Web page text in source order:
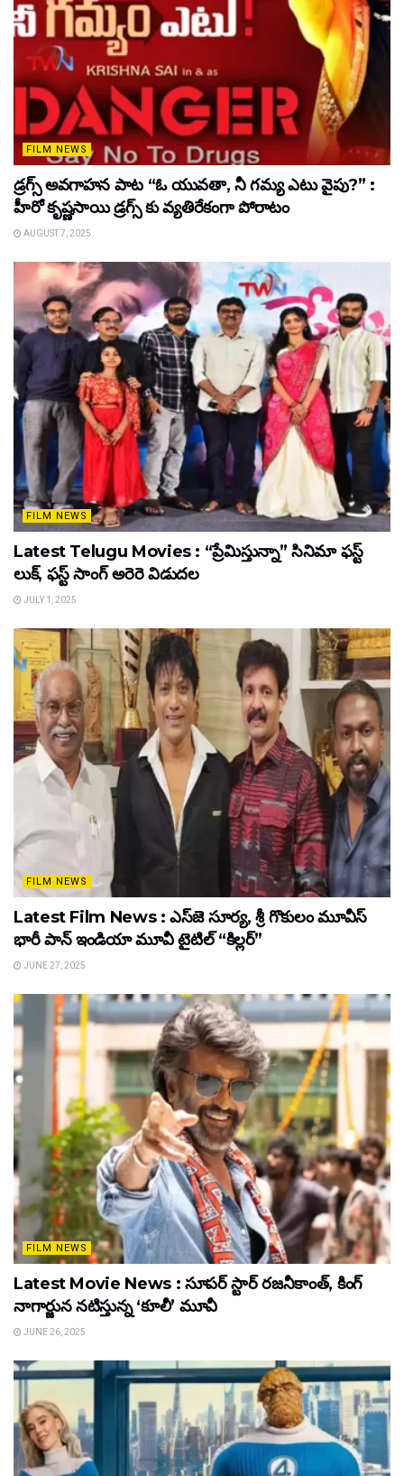
FILM NEWS
డ్రగ్స్ అవగాహన పాట “ఓ యువతా, నీ గమ్య ఎటు వైపు?” :
హీరో కృష్ణసాయి డ్రగ్స్ కు వ్యతిరేకంగా పోరాటం
AUGUST 7, 2025
FILM NEWS
Latest Telugu Movies : “ప్రేమిస్తున్నా” సినిమా ఫస్ట్
లుక్, ఫస్ట్ సాంగ్ అరెరె విడుదల
JULY 1, 2025
FILM NEWS
Latest Film News : ఎస్‌జె సూర్య, శ్రీ గొకులం మూవీస్‌
భారీ పాన్‌ ఇండియా మూవీ టైటిల్ “కిల్లర్”
JUNE 27, 2025
FILM NEWS
Latest Movie News : సూపర్ స్టార్ రజనీకాంత్, కింగ్
నాగార్జున నటిస్తున్న ‘కూలీ’ మూవీ
JUNE 26, 2025